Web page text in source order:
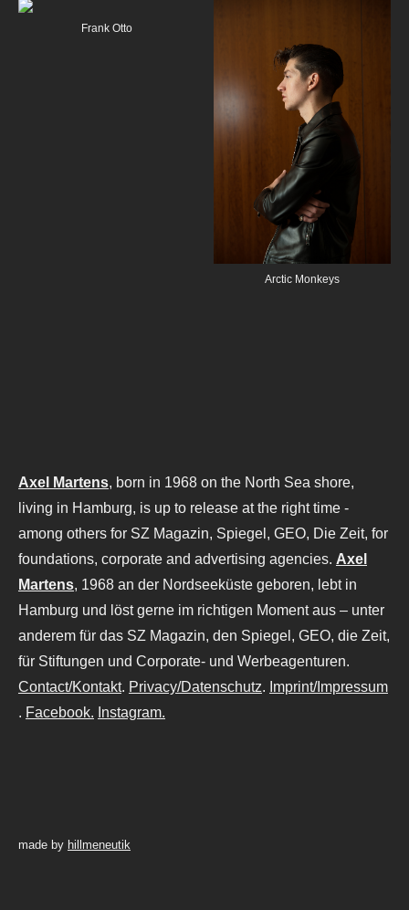
Frank Otto
Arctic Monkeys
Axel Martens, born in 1968 on the North Sea shore,
living in Hamburg, is up to release at the right time -
among others for SZ Magazin, Spiegel, GEO, Die Zeit, for
foundations, corporate and advertising agencies. Axel
Martens, 1968 an der Nordseeküste geboren, lebt in
Hamburg und löst gerne im richtigen Moment aus – unter
anderem für das SZ Magazin, den Spiegel, GEO, die Zeit,
für Stiftungen und Corporate- und Werbeagenturen.
Contact/Kontakt. Privacy/Datenschutz. Imprint/Impressum
. Facebook. Instagram.
made by hillmeneutik